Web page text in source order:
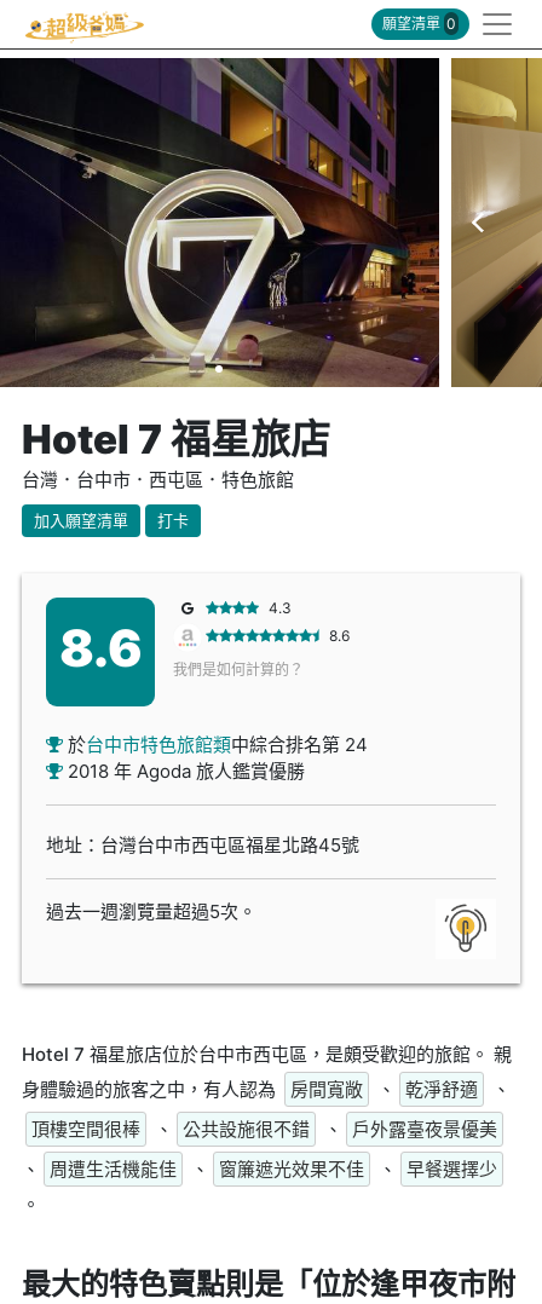
願望清單 0
Hotel 7 福星旅店
台灣．台中市．西屯區．特色旅館
加入願望清單 打卡
8.6
4.3
8.6
我們是如何計算的？
於台中市特色旅館類中綜合排名第 24
2018 年 Agoda 旅人鑑賞優勝
地址：台灣台中市西屯區福星北路45號
過去一週瀏覽量超過5次。
Hotel 7 福星旅店位於台中市西屯區，是頗受歡迎的旅館。 親
身體驗過的旅客之中，有人認為
房間寬敞 、 乾淨舒適
、
頂樓空間很棒
、 公共設施很不錯 、
戶外露臺夜景優美
、
周遭生活機能佳 、 窗簾遮光效果不佳 、
早餐選擇少
。
最大的特色賣點則是「位於逢甲夜市附